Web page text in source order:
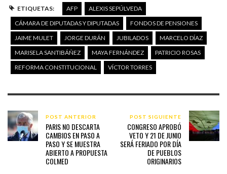
ETIQUETAS: AFP
ALEXIS SEPÚLVEDA
CÁMARA DE DIPUTADAS Y DIPUTADAS
FONDOS DE PENSIONES
JAIME MULET
JORGE DURÁN JUBILADOS
MARCELO DÍAZ
MARISELA SANTIBÁÑEZ
MAYA FERNÁNDEZ
PATRICIO ROSAS
REFORMA CONSTITUCIONAL
VÍCTOR TORRES
POST ANTERIOR
PARIS NO DESCARTA
CAMBIOS EN PASO A
PASO Y SE MUESTRA
ABIERTO A PROPUESTA
COLMED
POST SIGUIENTE
CONGRESO APROBÓ
VETO Y 21 DE JUNIO
SERÁ FERIADO POR DÍA
DE PUEBLOS
ORIGINARIOS